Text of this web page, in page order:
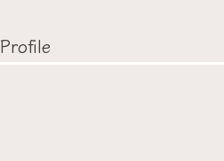
Profile